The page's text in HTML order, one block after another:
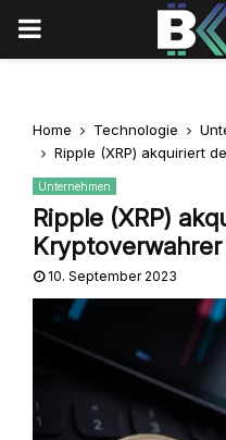
PRIMARY
Home Technologie
Ripple (XRP) akquiriert
Unternehmen
Ripple (XRP)
10. September 2023